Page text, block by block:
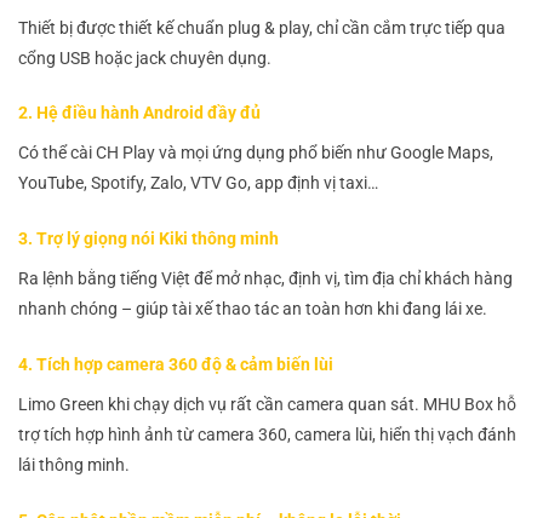
Thiết bị được thiết kế chuẩn plug & play, chỉ cần cắm trực tiếp qua
cổng USB hoặc jack chuyên dụng.
2. Hệ điều hành Android đầy đủ
Có thể cài CH Play và mọi ứng dụng phổ biến như Google Maps,
YouTube, Spotify, Zalo, VTV Go, app định vị taxi…
3. Trợ lý giọng nói Kiki thông minh
Ra lệnh bằng tiếng Việt để mở nhạc, định vị, tìm địa chỉ khách hàng
nhanh chóng – giúp tài xế thao tác an toàn hơn khi đang lái xe.
4. Tích hợp camera 360 độ & cảm biến lùi
Limo Green khi chạy dịch vụ rất cần camera quan sát. MHU Box hỗ
trợ tích hợp hình ảnh từ camera 360, camera lùi, hiển thị vạch đánh
lái thông minh.